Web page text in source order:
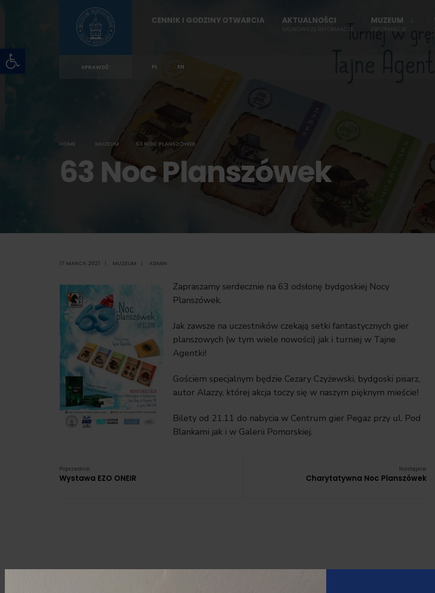
Otwórz pasek narzędzi
content
CENNIK I GODZINY OTWARCIA AKTUALNOŚCI
NAJNOWSZE INFORMACJE
MUZEUM
INFORMACJE
SPRAWDŹ: PL EN
HOME MUZEUM 63 NOC PLANSZÓWEK
63 Noc Planszówek
17 MARCA 2021 | MUZEUM | ADMIN
Zapraszamy serdecznie na 63 odsłonę bydgoskiej Nocy
Planszówek.
Jak zawsze na uczestników czekają setki fantastycznych gier
planszowych (w tym wiele nowości) jak i turniej w Tajne
Agentki!
Gościem specjalnym będzie Cezary Czyżewski, bydgoski pisarz,
autor Alazzy, której akcja toczy się w naszym pięknym mieście!
Bilety od 21.11 do nabycia w Centrum gier Pegaz przy ul. Pod
Blankami jak i w Galerii Pomorskiej.
Poprzednie:
Wystawa EZO ONEIR
Następne:
Charytatywna Noc Planszówek